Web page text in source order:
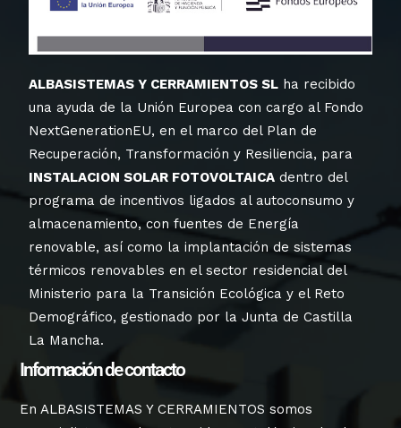
ALBASISTEMAS Y CERRAMIENTOS SL ha recibido
una ayuda de la Unión Europea con cargo al Fondo
NextGenerationEU, en el marco del Plan de
Recuperación, Transformación y Resiliencia, para
INSTALACION SOLAR FOTOVOLTAICA dentro del
programa de incentivos ligados al autoconsumo y
almacenamiento, con fuentes de Energía
renovable, así como la implantación de sistemas
térmicos renovables en el sector residencial del
Ministerio para la Transición Ecológica y el Reto
Demográfico, gestionado por la Junta de Castilla
La Mancha.
Información de contacto
En ALBASISTEMAS Y CERRAMIENTOS somos